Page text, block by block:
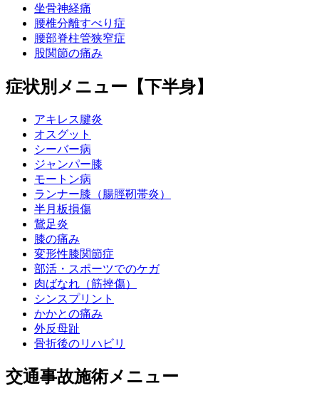
坐骨神経痛
腰椎分離すべり症
腰部脊柱管狭窄症
股関節の痛み
症状別メニュー【下半身】
アキレス腱炎
オスグット
シーバー病
ジャンパー膝
モートン病
ランナー膝（腸脛靭帯炎）
半月板損傷
鵞足炎
膝の痛み
変形性膝関節症
部活・スポーツでのケガ
肉ばなれ（筋挫傷）
シンスプリント
かかとの痛み
外反母趾
骨折後のリハビリ
交通事故施術メニュー